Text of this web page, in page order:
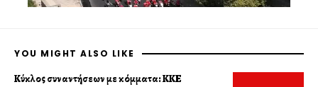
YOU MIGHT ALSO LIKE
Κύκλος συναντήσεων με κόμματα: ΚΚΕ